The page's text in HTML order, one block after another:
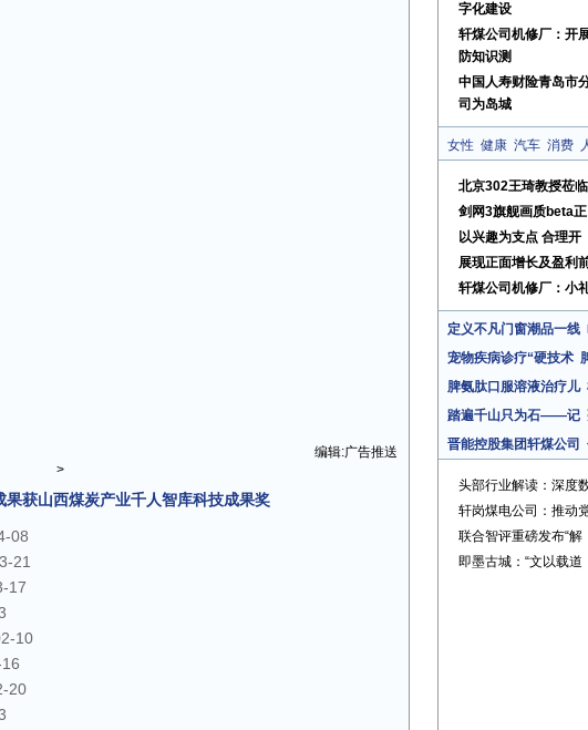
编辑:广告推送
>
获山西煤炭产业千人智库科技成果奖
08
21
17
10
20
字化建设
轩煤公司机修厂：开
防知识测
中国人寿财险青岛市
司为岛城
女性 健康 汽车 消费
北京302王琦教授莅临
剑网3旗舰画质beta正
以兴趣为支点 合理开
展现正面增长及盈利
轩煤公司机修厂：小
定义不凡门窗潮品一线
宠物疾病诊疗“硬技术
脾氨肽口服溶液治疗儿
踏遍千山只为石——记
晋能控股集团轩煤公司
头部行业解读：深度
轩岗煤电公司：推动
联合智评重磅发布“解
即墨古城：“文以载道